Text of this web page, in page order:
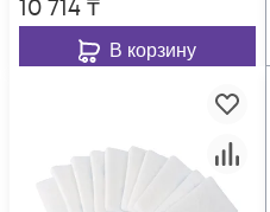
10 714₸
В корзину